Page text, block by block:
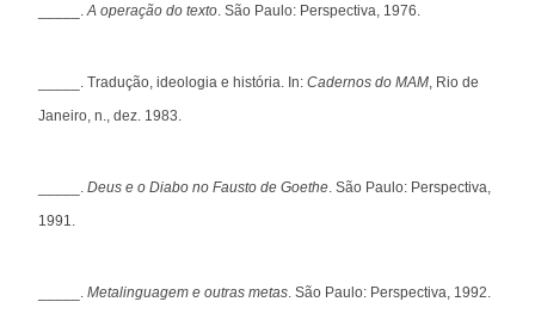
_____.A operação do texto. São Paulo: Perspectiva, 1976.
_____. Tradução, ideologia e história. In: Cadernos do MAM, Rio de
Janeiro, n., dez. 1983.
_____. Deus e o Diabo no Fausto de Goethe. São Paulo: Perspectiva,
1991.
_____. Metalinguagem e outras metas. São Paulo: Perspectiva, 1992.